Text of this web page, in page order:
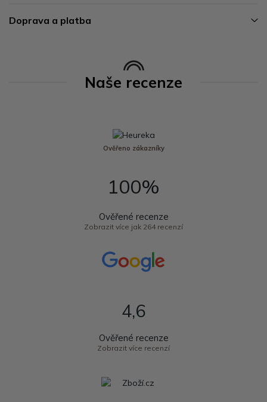
Doprava a platba
Naše recenze
Ověřeno zákazníky
100%
Ověřené recenze
Zobrazit více jak 264 recenzí
4,6
Ověřené recenze
Zobrazit více recenzí